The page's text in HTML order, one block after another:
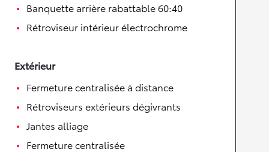
Banquette arrière rabattable 60:40
Rétroviseur intérieur électrochrome
Extérieur
Fermeture centralisée à distance
Rétroviseurs extérieurs dégivrants
Jantes alliage
Fermeture centralisée